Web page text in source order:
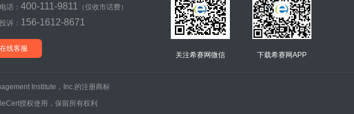
话： 400-111-9811
（仅收市话费）
诉： 156-1612-8671
在线客服
关注希赛网微信 下载希赛网APP
Institute，Inc.的注册商标
授权使用，保留所有权利